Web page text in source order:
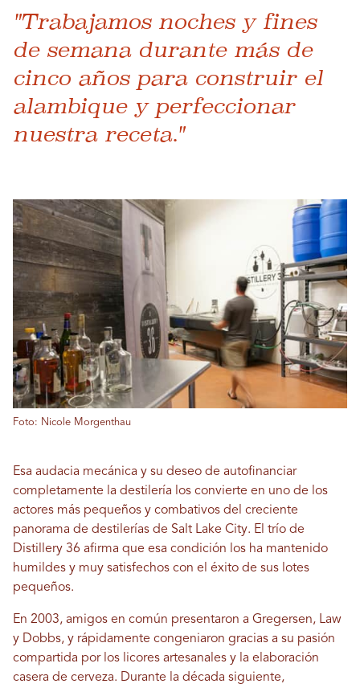
"Trabajamos noches y fines
de semana durante más de
cinco años para construir el
alambique y perfeccionar
nuestra receta."
Foto: Nicole Morgenthau
Esa audacia mecánica y su deseo de autofinanciar
completamente la destilería los convierte en uno de los
actores más pequeños y combativos del creciente
panorama de destilerías de Salt Lake City. El trío de
Distillery 36 afirma que esa condición los ha mantenido
humildes y muy satisfechos con el éxito de sus lotes
pequeños.
En 2003, amigos en común presentaron a Gregersen, Law
y Dobbs, y rápidamente congeniaron gracias a su pasión
compartida por los licores artesanales y la elaboración
casera de cerveza. Durante la década siguiente,